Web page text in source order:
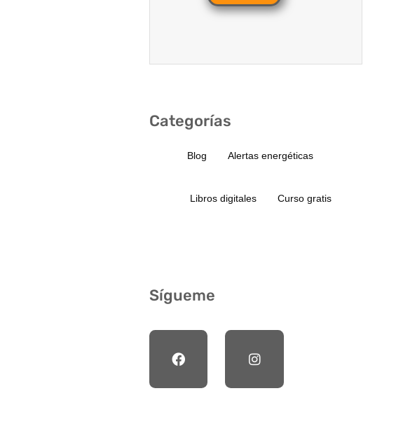
Categorías
Blog Alertas energéticas
Libros digitales Curso gratis
Sígueme